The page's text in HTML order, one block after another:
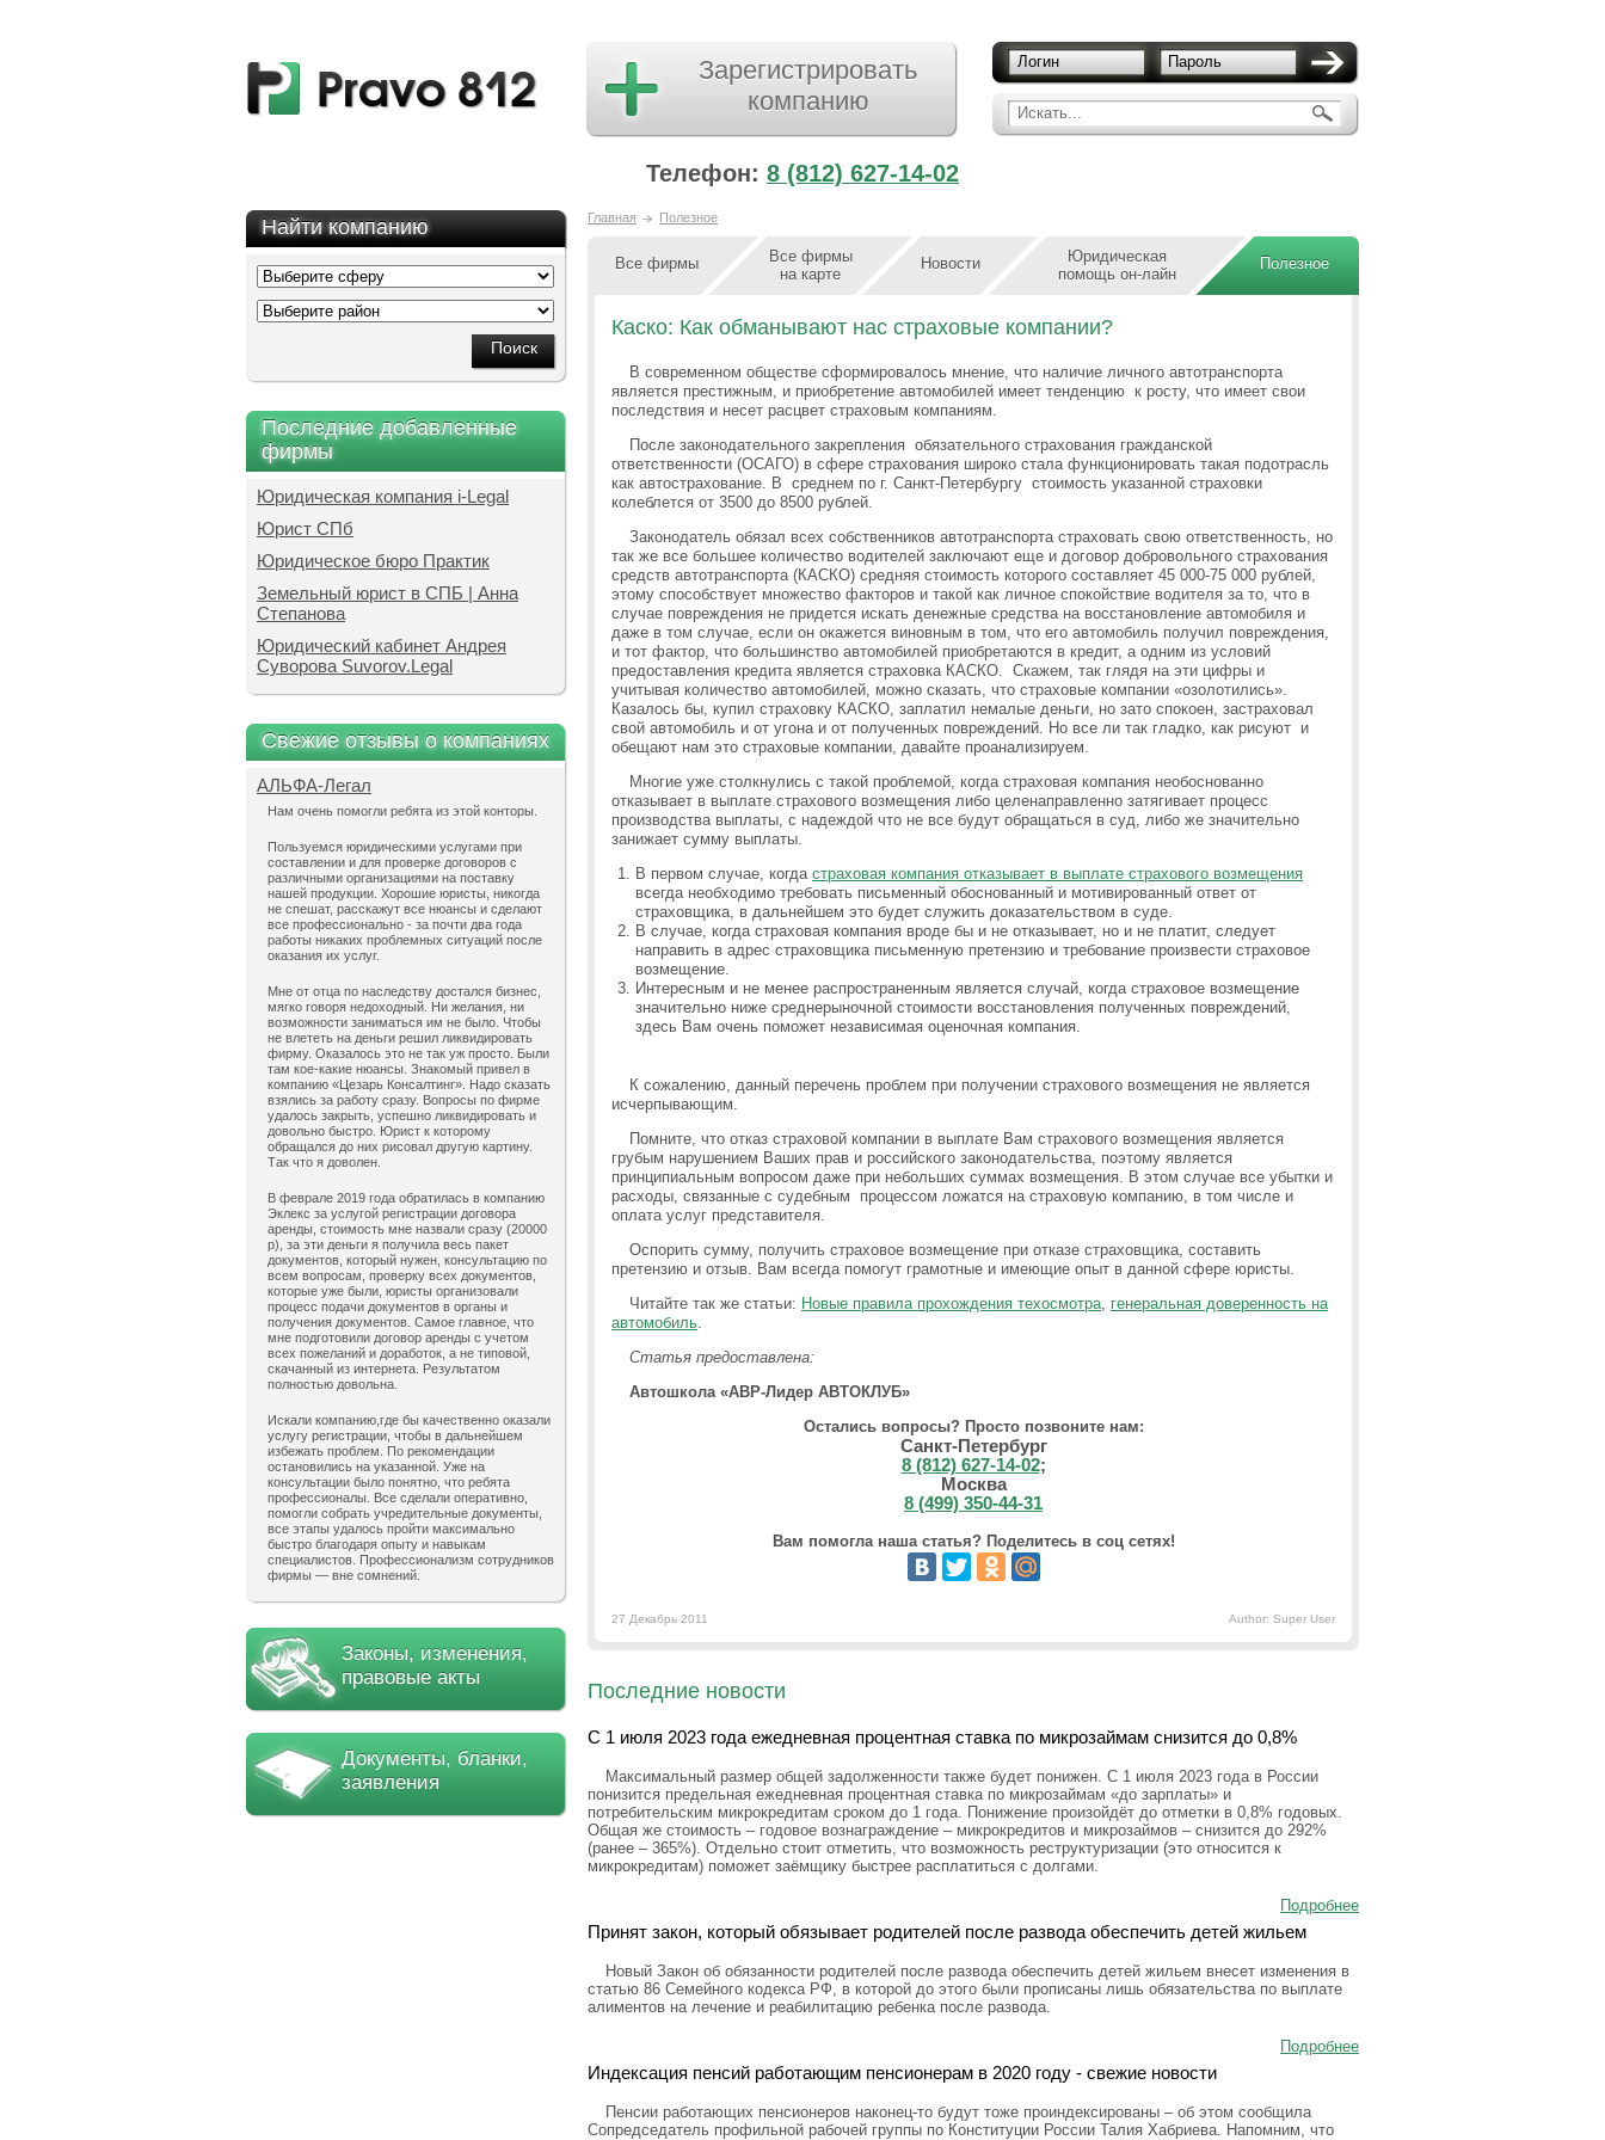
Искать...
Логин Пароль
Зарегистрировать
компанию
Телефон: 8 (812) 627-14-02
Найти компанию
Последние добавленные
фирмы
Юридическая компания i-Legal
Юрист СПб
Юридическое бюро Практик
Земельный юрист в СПБ | Анна
Степанова
Юридический кабинет Андрея
Суворова Suvorov.Legal
Свежие отзывы о компаниях
АЛЬФА-Легал
Нам очень помогли ребята из этой конторы.
Пользуемся юридическими услугами при
составлении и для проверке договоров с
различными организациями на поставку
нашей продукции. Хорошие юристы, никогда
не спешат, расскажут все нюансы и сделают
все профессионально - за почти два года
работы никаких проблемных ситуаций после
оказания их услуг.
Мне от отца по наследству достался бизнес,
мягко говоря недоходный. Ни желания, ни
возможности заниматься им не было. Чтобы
не влететь на деньги решил ликвидировать
фирму. Оказалось это не так уж просто. Были
там кое-какие нюансы. Знакомый привел в
компанию «Цезарь Консалтинг». Надо сказать
взялись за работу сразу. Вопросы по фирме
удалось закрыть, успешно ликвидировать и
довольно быстро. Юрист к которому
обращался до них рисовал другую картину.
Так что я доволен.
В феврале 2019 года обратилась в компанию
Эклекс за услугой регистрации договора
аренды, стоимость мне назвали сразу (20000
р), за эти деньги я получила весь пакет
документов, который нужен, консультацию по
всем вопросам, проверку всех документов,
которые уже были, юристы организовали
процесс подачи документов в органы и
получения документов. Самое главное, что
мне подготовили договор аренды с учетом
всех пожеланий и доработок, а не типовой,
скачанный из интернета. Результатом
полностью довольна.
Искали компанию,где бы качественно оказали
услугу регистрации, чтобы в дальнейшем
избежать проблем. По рекомендации
остановились на указанной. Уже на
консультации было понятно, что ребята
профессионалы. Все сделали оперативно,
помогли собрать учредительные документы,
все этапы удалось пройти максимально
быстро благодаря опыту и навыкам
специалистов. Профессионализм сотрудников
фирмы — вне сомнений.
Законы, изменения,
правовые акты
Документы, бланки,
заявления
Главная Полезное
Все фирмы
Все фирмы
на карте
Новости
Юридическая
помощь он-лайн
Полезное
Каско: Как обманывают нас страховые компании?
В современном обществе сформировалось мнение, что наличие личного автотранспорта
является престижным, и приобретение автомобилей имеет тенденцию к росту, что имеет свои
последствия и несет расцвет страховым компаниям.
После законодательного закрепления обязательного страхования гражданской
ответственности (ОСАГО) в сфере страхования широко стала функционировать такая подотрасль
как автострахование. В среднем по г. Санкт-Петербургу стоимость указанной страховки
колеблется от 3500 до 8500 рублей.
Законодатель обязал всех собственников автотранспорта страховать свою ответственность, но
так же все большее количество водителей заключают еще и договор добровольного страхования
средств автотранспорта (КАСКО) средняя стоимость которого составляет 45 000-75 000 рублей,
этому способствует множество факторов и такой как личное спокойствие водителя за то, что в
случае повреждения не придется искать денежные средства на восстановление автомобиля и
даже в том случае, если он окажется виновным в том, что его автомобиль получил повреждения,
и тот фактор, что большинство автомобилей приобретаются в кредит, а одним из условий
предоставления кредита является страховка КАСКО. Скажем, так глядя на эти цифры и
учитывая количество автомобилей, можно сказать, что страховые компании «озолотились».
Казалось бы, купил страховку КАСКО, заплатил немалые деньги, но зато спокоен, застраховал
свой автомобиль и от угона и от полученных повреждений. Но все ли так гладко, как рисуют и
обещают нам это страховые компании, давайте проанализируем.
Многие уже столкнулись с такой проблемой, когда страховая компания необоснованно
отказывает в выплате страхового возмещения либо целенаправленно затягивает процесс
производства выплаты, с надеждой что не все будут обращаться в суд, либо же значительно
занижает сумму выплаты.
В первом случае, когда страховая компания отказывает в выплате страхового возмещения
всегда необходимо требовать письменный обоснованный и мотивированный ответ от
страховщика, в дальнейшем это будет служить доказательством в суде.
В случае, когда страховая компания вроде бы и не отказывает, но и не платит, следует
направить в адрес страховщика письменную претензию и требование произвести страховое
возмещение.
Интересным и не менее распространенным является случай, когда страховое возмещение
значительно ниже среднерыночной стоимости восстановления полученных повреждений,
здесь Вам очень поможет независимая оценочная компания.
К сожалению, данный перечень проблем при получении страхового возмещения не является
исчерпывающим.
Помните, что отказ страховой компании в выплате Вам страхового возмещения является
грубым нарушением Ваших прав и российского законодательства, поэтому является
принципиальным вопросом даже при небольших суммах возмещения. В этом случае все убытки и
расходы, связанные с судебным процессом ложатся на страховую компанию, в том числе и
оплата услуг представителя.
Оспорить сумму, получить страховое возмещение при отказе страховщика, составить
претензию и отзыв. Вам всегда помогут грамотные и имеющие опыт в данной сфере юристы.
Читайте так же статьи: Новые правила прохождения техосмотра, генеральная доверенность на
автомобиль.
Статья предоставлена:
Автошкола «АВР-Лидер АВТОКЛУБ»
Остались вопросы? Просто позвоните нам:
Санкт-Петербург
8 (812) 627-14-02;
Москва
8 (499) 350-44-31
Вам помогла наша статья? Поделитесь в соц сетях!
27 Декабрь 2011 Author: Super User
Последние новости
С 1 июля 2023 года ежедневная процентная ставка по микрозаймам снизится до 0,8%
Максимальный размер общей задолженности также будет понижен. С 1 июля 2023 года в России
понизится предельная ежедневная процентная ставка по микрозаймам «до зарплаты» и
потребительским микрокредитам сроком до 1 года. Понижение произойдёт до отметки в 0,8% годовых.
Общая же стоимость – годовое вознаграждение – микрокредитов и микрозаймов – снизится до 292%
(ранее – 365%). Отдельно стоит отметить, что возможность реструктуризации (это относится к
микрокредитам) поможет заёмщику быстрее расплатиться с долгами.
Подробнее
Принят закон, который обязывает родителей после развода обеспечить детей жильем
Новый Закон об обязанности родителей после развода обеспечить детей жильем внесет изменения в
статью 86 Семейного кодекса РФ, в которой до этого были прописаны лишь обязательства по выплате
алиментов на лечение и реабилитацию ребенка после развода.
Подробнее
Индексация пенсий работающим пенсионерам в 2020 году - свежие новости
Пенсии работающих пенсионеров наконец-то будут тоже проиндексированы – об этом сообщила
Сопредседатель профильной рабочей группы по Конституции России Талия Хабриева. Напомним, что